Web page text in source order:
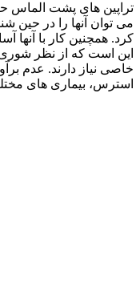
تراپین های پشت الماس
می توان آنها را در حین
کرد. همچنین کار با آنها
این است که از نظر شوری
خاصی نیاز دارند. عدم
استرس، بیماری های